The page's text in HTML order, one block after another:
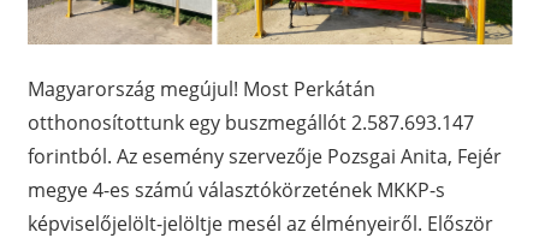
Magyarország megújul! Most Perkátán
otthonosítottunk egy buszmegállót 2.587.693.147
forintból. Az esemény szervezője Pozsgai Anita, Fejér
megye 4-es számú választókörzetének MKKP-s
képviselőjelölt-jelöltje mesél az élményeiről. Először